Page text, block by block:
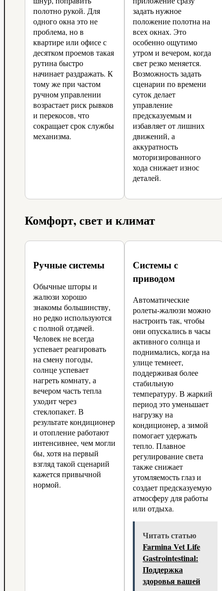
полотно рукой. Для
одного окна это не
проблема, но в
квартире или офисе с
десятком проемов такая
рутина быстро
начинает раздражать. К
тому же при частом
ручном управлении
возрастает риск рывков
и перекосов, что
сокращает срок службы
механизма.
задать нужное
положение полотна на
всех окнах. Это
особенно ощутимо
утром и вечером, когда
свет резко меняется.
Возможность задать
сценарии по времени
суток делает
управление
предсказуемым и
избавляет от лишних
движений, а
аккуратность
моторизированного
хода снижает износ
деталей.
Комфорт, свет и климат
Ручные системы
Обычные шторы и
жалюзи хорошо
знакомы большинству,
но редко используются
с полной отдачей.
Человек не всегда
успевает реагировать
на смену погоды,
солнце успевает
нагреть комнату, а
вечером часть тепла
уходит через
стеклопакет. В
результате кондиционер
и отопление работают
интенсивнее, чем могли
бы, хотя на первый
взгляд такой сценарий
кажется привычной
нормой.
Системы с
приводом
Автоматические
ролеты-жалюзи можно
настроить так, чтобы
они опускались в часы
активного солнца и
поднимались, когда на
улице темнеет,
поддерживая более
стабильную
температуру. В жаркий
период это уменьшает
нагрузку на
кондиционер, а зимой
помогает удержать
тепло. Плавное
регулирование света
также снижает
утомляемость глаз и
создает предсказуемую
атмосферу для работы
или отдыха.
Читать статью
Farmina Vet Life
Gastrointestinal:
Поддержка
здоровья вашей